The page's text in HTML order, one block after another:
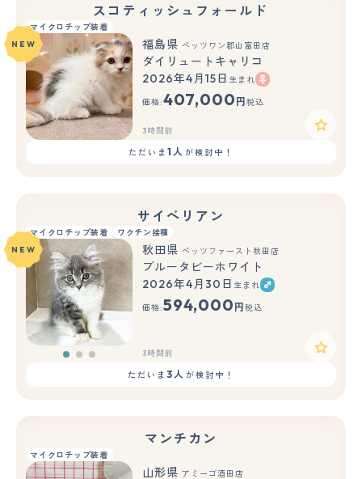
スコティッシュフォールド
マイクロチップ装着
NEW
福島県 ペッツワン郡山富田店
ダイリュートキャリコ
2026年4月15日 生まれ
価格:407,000 円 税込
3時間前
ただいま1人 が検討中！
サイベリアン
マイクロチップ装着 ワクチン接種
もっと見る
NEW 秋田県 ペッツファースト秋田店
ブルータビーホワイト
2026年4月30日 生まれ
価格:594,000 円 税込
3時間前
ただいま3人 が検討中！
マンチカン
マイクロチップ装着
山形県 アミーゴ酒田店